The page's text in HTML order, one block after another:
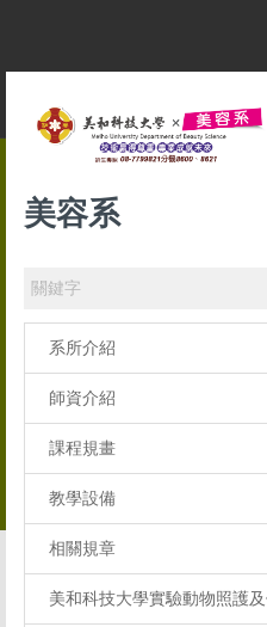
美容系
系所介紹
師資介紹
課程規畫
教學設備
相關規章
美和科技大學實驗動物照護